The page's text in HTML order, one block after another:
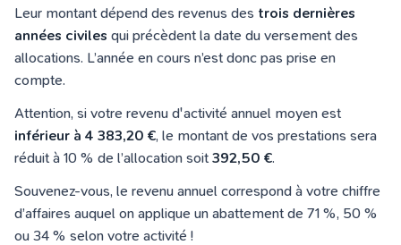
Leur montant dépend des revenus des trois dernières
années civiles qui précèdent la date du versement des
allocations. L’année en cours n’est donc pas prise en
compte.
Attention, si votre revenu d'activité annuel moyen est
inférieur à 4 383,20 €, le montant de vos prestations sera
réduit à 10 % de l’allocation soit 392,50 €.
Souvenez-vous, le revenu annuel correspond à votre chiffre
d’affaires auquel on applique un abattement de 71 %, 50 %
ou 34 % selon votre activité !